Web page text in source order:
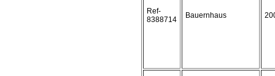
Ref-
8388714
Bauernhaus